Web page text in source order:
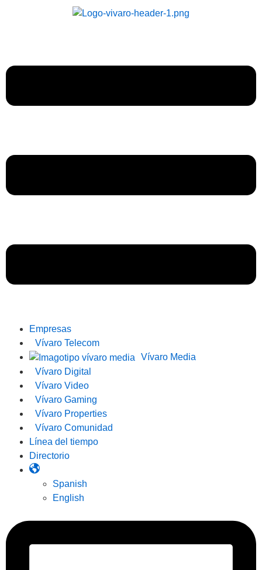
Empresas
Vívaro Telecom
Vívaro Media
Vívaro Digital
Vívaro Video
Vívaro Gaming
Vívaro Properties
Vívaro Comunidad
Línea del tiempo
Directorio
Spanish
English